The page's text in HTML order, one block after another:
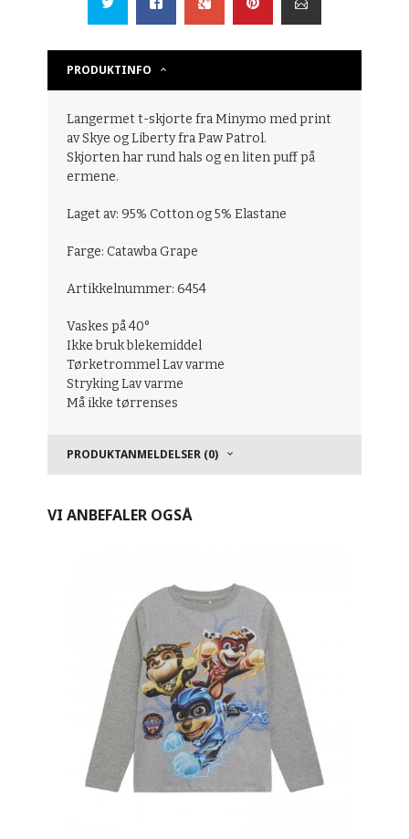
PRODUKTINFO
Langermet t-skjorte fra Minymo med print
av Skye og Liberty fra Paw Patrol.
Skjorten har rund hals og en liten puff på
ermene.
Laget av: 95% Cotton og 5% Elastane
Farge: Catawba Grape
Artikkelnummer: 6454
Vaskes på 40°
Ikke bruk blekemiddel
Tørketrommel Lav varme
Stryking Lav varme
Må ikke tørrenses
PRODUKTANMELDELSER (0)
VI ANBEFALER OGSÅ